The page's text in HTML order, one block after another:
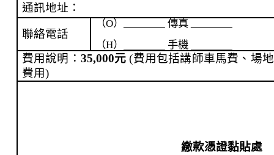
通訊地址：
聯絡電話
（O）
傳真
（H） 手機
費用說明： 35,000元 (費用包括講師車馬費 、 場
費用)
繳款憑證黏貼處